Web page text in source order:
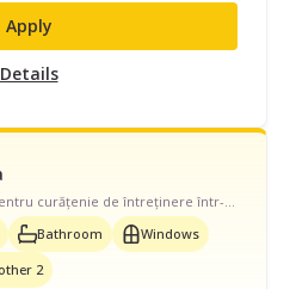
Apply
Details
Bathroom
Windows
2